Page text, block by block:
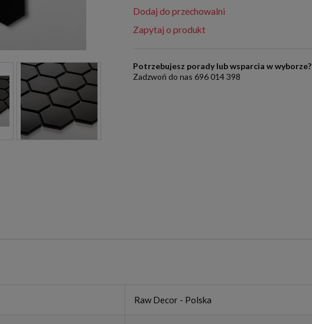
Dodaj do przechowalni
Zapytaj o produkt
Potrzebujesz porady lub wsparcia w wyborze?
Zadzwoń do nas 696 014 398
Raw Decor - Polska